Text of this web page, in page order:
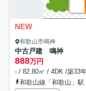
NEW
和歌山市鳴神
中古戸建 鳴神
888万円
- / 82.80㎡ / 4DK /築33
和歌山線「和歌山」駅